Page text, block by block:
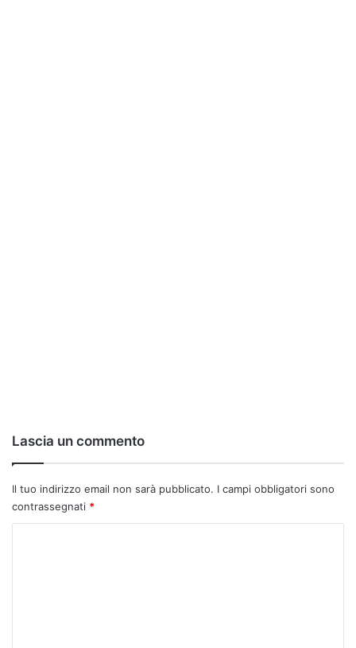
Lascia un commento
Il tuo indirizzo email non sarà pubblicato. I campi obbligatori sono
contrassegnati *